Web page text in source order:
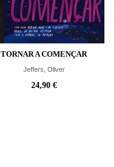
TORNAR A COMENÇAR
Jeffers, Oliver
24,90 €